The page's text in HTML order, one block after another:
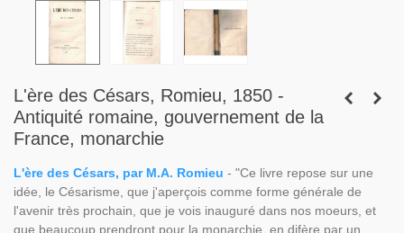
L'ère des Césars, Romieu, 1850 -
Antiquité romaine, gouvernement de la
France, monarchie
L'ère des Césars, par M.A. Romieu - "Ce livre repose sur une
idée, le Césarisme, que j'aperçois comme forme générale de
l'avenir très prochain, que je vois inauguré dans nos moeurs, et
que beaucoup prendront pour la monarchie, en difère par un